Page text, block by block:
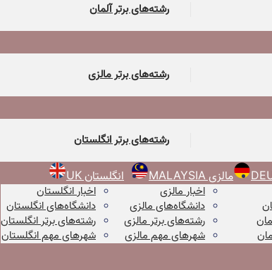
رشته‌های برتر آلمان
رشته‌های برتر مالزی
رشته‌های برتر انگلستان
مالزی MALAYSIA
اخبار مالزی
دانشگاه‌های مالزی
رشته‌های برتر مالزی
شهرهای مهم مالزی
انگلستان UK
اخبار انگلستان
دانشگاه‌های انگلستان
رشته‌های برتر انگلستان
شهرهای مهم انگلستان